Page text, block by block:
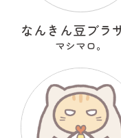
マシマロ。